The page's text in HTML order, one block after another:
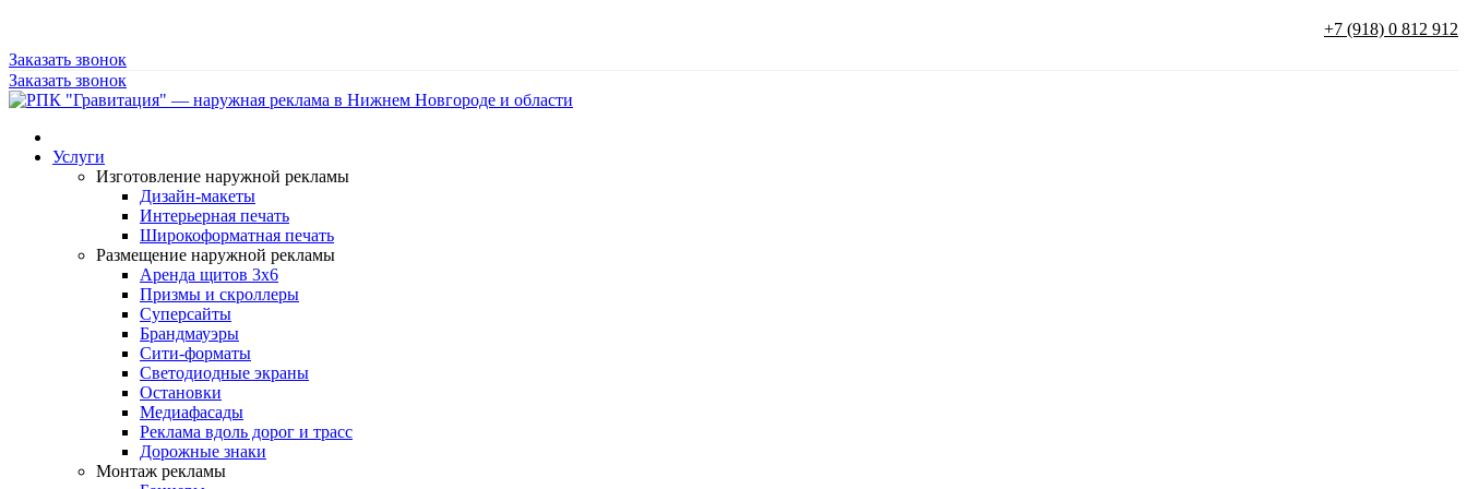
+7 (918) 0 812 912
Заказать звонок
Заказать звонок
Услуги
Изготовление наружной рекламы
Дизайн-макеты
Интерьерная печать
Широкоформатная печать
Размещение наружной рекламы
Аренда щитов 3х6
Призмы и скроллеры
Суперсайты
Брандмауэры
Сити-форматы
Светодиодные экраны
Остановки
Медиафасады
Реклама вдоль дорог и трасс
Дорожные знаки
Монтаж рекламы